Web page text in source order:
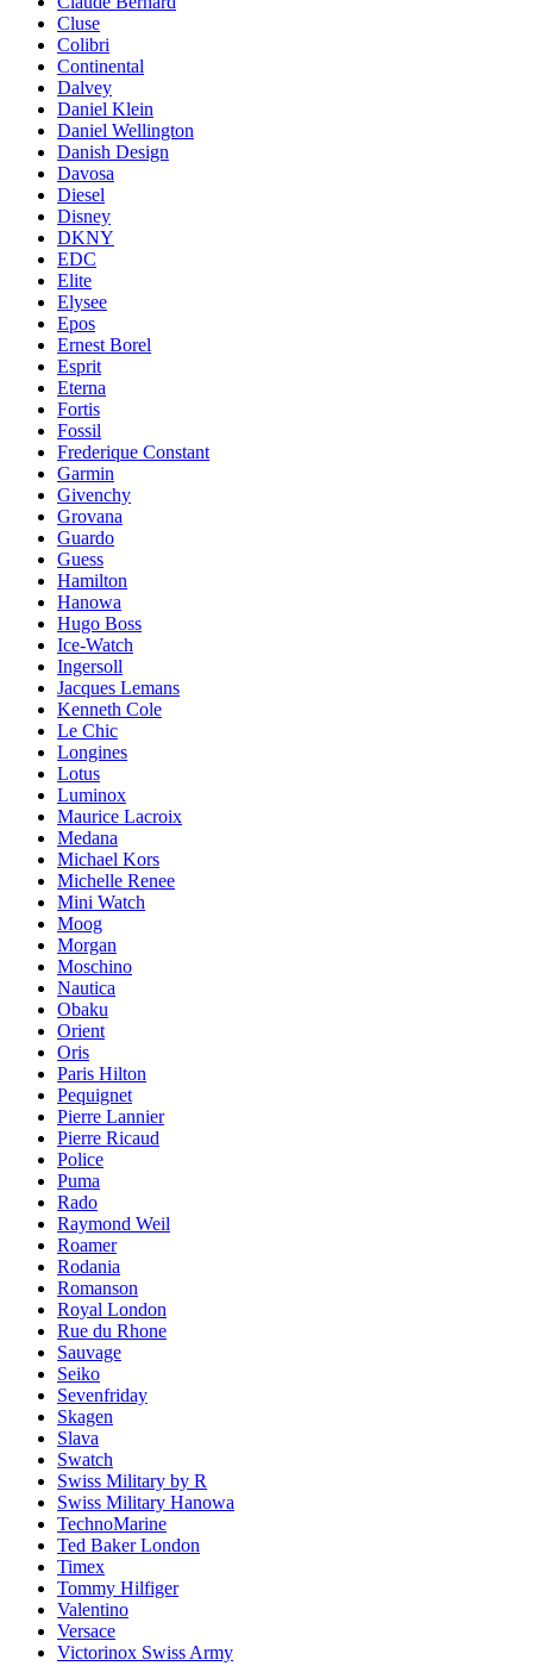
Cluse
Colibri
Continental
Dalvey
Daniel Klein
Daniel Wellington
Danish Design
Davosa
Diesel
Disney
DKNY
EDC
Elite
Elysee
Epos
Ernest Borel
Esprit
Eterna
Fortis
Fossil
Frederique Constant
Garmin
Givenchy
Grovana
Guardo
Guess
Hamilton
Hanowa
Hugo Boss
Ice-Watch
Ingersoll
Jacques Lemans
Kenneth Cole
Le Chic
Longines
Lotus
Luminox
Maurice Lacroix
Medana
Michael Kors
Michelle Renee
Mini Watch
Moog
Morgan
Moschino
Nautica
Obaku
Orient
Oris
Paris Hilton
Pequignet
Pierre Lannier
Pierre Ricaud
Police
Puma
Rado
Raymond Weil
Roamer
Rodania
Romanson
Royal London
Rue du Rhone
Sauvage
Seiko
Sevenfriday
Skagen
Slava
Swatch
Swiss Military by R
Swiss Military Hanowa
TechnoMarine
Ted Baker London
Timex
Tommy Hilfiger
Valentino
Versace
Victorinox Swiss Army